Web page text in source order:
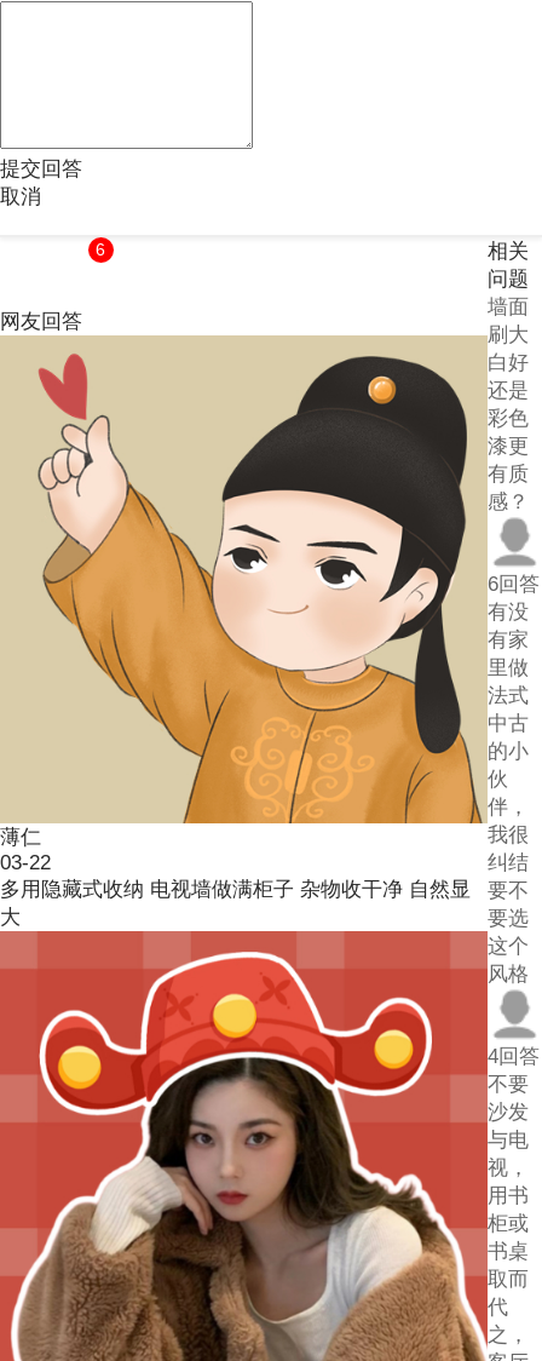
提交回答
取消
网友回答
6
薄仁
03-22
多用隐藏式收纳 电视墙做满柜子 杂物收干净 自然显
大
相关
问题
墙面
刷大
白好
还是
彩色
漆更
有质
感？
6回答
有没
有家
里做
法式
中古
的小
伙
伴，
我很
纠结
要不
要选
这个
风格
4回答
不要
沙发
与电
视，
用书
柜或
书桌
取而
代
之，